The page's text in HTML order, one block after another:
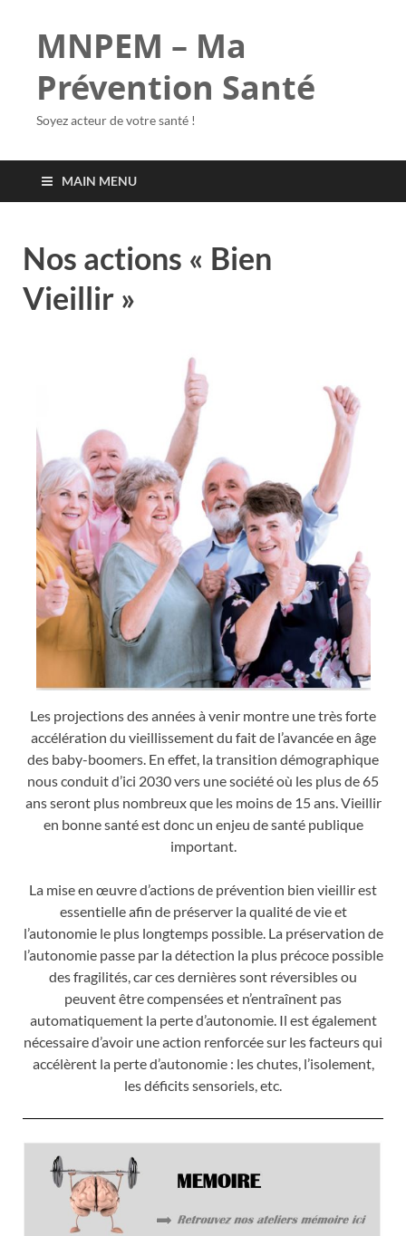
MNPEM – Ma
Prévention Santé
Soyez acteur de votre santé !
MAIN MENU
Nos actions « Bien
Vieillir »
Les projections des années à venir montre une très forte
accélération du vieillissement du fait de l’avancée en âge
des baby-boomers. En effet, la transition démographique
nous conduit d’ici 2030 vers une société où les plus de 65
ans seront plus nombreux que les moins de 15 ans. Vieillir
en bonne santé est donc un enjeu de santé publique
important.
La mise en œuvre d’actions de prévention bien vieillir est
essentielle afin de préserver la qualité de vie et
l’autonomie le plus longtemps possible. La préservation de
l’autonomie passe par la détection la plus précoce possible
des fragilités, car ces dernières sont réversibles ou
peuvent être compensées et n’entraînent pas
automatiquement la perte d’autonomie. Il est également
nécessaire d’avoir une action renforcée sur les facteurs qui
accélèrent la perte d’autonomie : les chutes, l’isolement,
les déficits sensoriels, etc.